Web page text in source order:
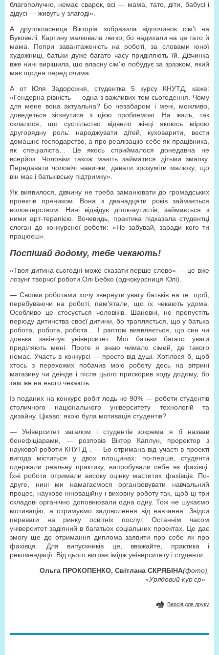
благополучно, немає сварок, всі — мама, тато, діти, бабусі і
дідусі — живуть у злагоді».
А другокласниця Вікторія зобразила відпочинок сім’ї на
Буковелі. Картину малювала легко, бо надихали на це тато й
мама. Попри завантаженість на роботі, за словами юної
художниці, батьки дуже багато часу приділяють їй. Дівчинка
вже нині вирішила, що власну сім’ю побудує за зразком, який
має щодня перед очима.
А от Юля Задорожня, студентка 5 курсу КНУТД, каже:
«Гендерна рівність — одна з важливих тем сьогодення. Чому
для мене вона актуальна? Бо незабаром і мені, можливо,
доведеться зіткнутися з цією проблемою. На жаль, так
склалося, що суспільство відвело жінці якоюсь мірою
другорядну роль: народжувати дітей, куховарити, вести
домашнє господарство, а про реалізацію себе як працівника,
як спеціаліста… Це якось сприймалося донедавна не
всерйоз. Чоловіки також мають займатися дітьми змалку.
Передавати чоловічі навички, давати зрозуміти малюку, що
він має і батьківську підтримку».
Як виявилося, дівчину не треба заманювати до громадських
проектів пряником. Вона з дванадцяти років займається
волонтерством. Нині відвідує діток-аутистів, займається з
ними арт-терапією. Вочевидь, практика підказала студентці
слоган до конкурсної роботи: «Не забувай, заради кого ти
працюєш».
Поспішай додому, тебе чекають!
«Твоя дитина сьогодні може сказати перше слово» — це вже
лозунг творчої роботи Олі Бебко (однокурсниця Юлі).
— Своїми роботами хочу звернути увагу батьків на те, щоб,
перебуваючи на роботі, пам’ятали, що їх чекають удома.
Особливо це стосується чоловіків. Шановні, не пропустіть
періоду дитинства своєї дитини, бо трапляється, що у батька
робота, робота, робота… І раптом виявляється, що син чи
донька закінчує університет. Мої батьки багато уваги
приділяють мені. Проте я знаю чимало сімей, де такого
немає. Участь в конкурсі — просто від душі. Хотілося б, щоб
хтось з перехожих побачив мою роботу десь на вітрині
магазину чи деінде і після цього прискорив ходу додому, бо
там же на нього чекають.
Із поданих на конкурс робіт ледь не 90% — роботи студентів
столичного національного університету технологій та
дизайну. Цікаво: якою була мотивація студентів?
— Університет загалом і студентів зокрема я б назвав
бенефіціарами, — розповів Віктор Каплун, проректор з
наукової роботи КНУТД . — Бо отримана від участі в проекті
вигода міститься у двох площинах: по-перше, студенти
одержали реальну практику, випробували себе як фахівці.
Їхні роботи отримали високу оцінку маститих фахівців. По-
друге, нині ми намагаємося організовувати навчальний
процес, науково-інноваційну і виховну роботу так, щоб ці три
складові органічно доповнювали одна одну. Тож не шукаємо
мотивацію, а отримуємо задоволення від навчання. Звідси
переваги на ринку освітніх послуг. Останнім часом
університет задіяний в багатьох соціальних проектах. Це дає
змогу ще до отримання диплома заявити про себе як про
фахівця. Для випускників це, вважайте, практика і
рекомендації. Від цього виграє імідж університету і студенти.
Ольга ПРОКОПЕНКО, Світлана СКРЯБІНА(фото),
«Урядовий кур’єр»
Версія для друку